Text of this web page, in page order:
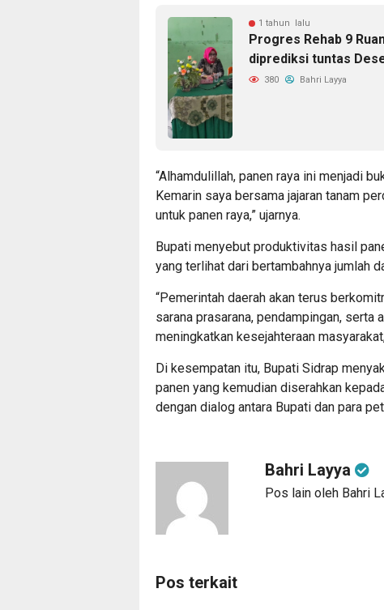
1 tahun lalu
Progres Rehab 9
diprediksi tuntas
380 Bahri Layya
“Alhamdulillah, panen raya ini menjadi
Kemarin saya bersama jajaran tanam
untuk panen raya,” ujarnya.
Bupati menyebut produktivitas hasil
yang terlihat dari bertambahnya jumlah
“Pemerintah daerah akan terus
sarana prasarana, pendampingan,
meningkatkan kesejahteraan
Di kesempatan itu, Bupati Sidrap
panen yang kemudian diserahkan
dengan dialog antara Bupati dan para
Bahri Layya
Pos lain oleh Bahri
Pos terkait